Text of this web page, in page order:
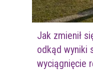
Jak zmienił
odkąd wyniki
wyciągnięcie